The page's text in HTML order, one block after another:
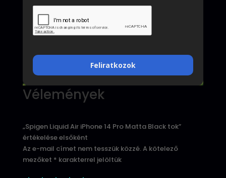
Feliratkozok
Vélemények
„Spigen Liquid Air iPhone 14 Pro Matta Black tok”
értékelése elsőként
Az e-mail címet nem tesszük közzé.A kötelező
mezőket * karakterrel jelöltük